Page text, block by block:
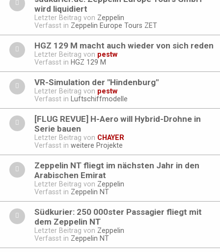
wird liquidiert
Letzter Beitrag von Zeppelin
Verfasst in Zeppelin Europe Tours ZET
HGZ 129 M macht auch wieder von sich reden
Letzter Beitrag von pestw
Verfasst in HGZ 129 M
VR-Simulation der "Hindenburg"
Letzter Beitrag von pestw
Verfasst in
Luftschiffmodelle
[FLUG REVUE] H-Aero will Hybrid-Drohne in
Serie bauen
Letzter Beitrag von CHAYER
Verfasst in weitere Projekte
Zeppelin NT fliegt im nächsten Jahr in den
Arabischen Emirat
Letzter Beitrag von Zeppelin
Verfasst in Zeppelin NT
Südkurier: 250 000ster Passagier fliegt mit
dem Zeppelin NT
Letzter Beitrag von Zeppelin
Verfasst in Zeppelin NT